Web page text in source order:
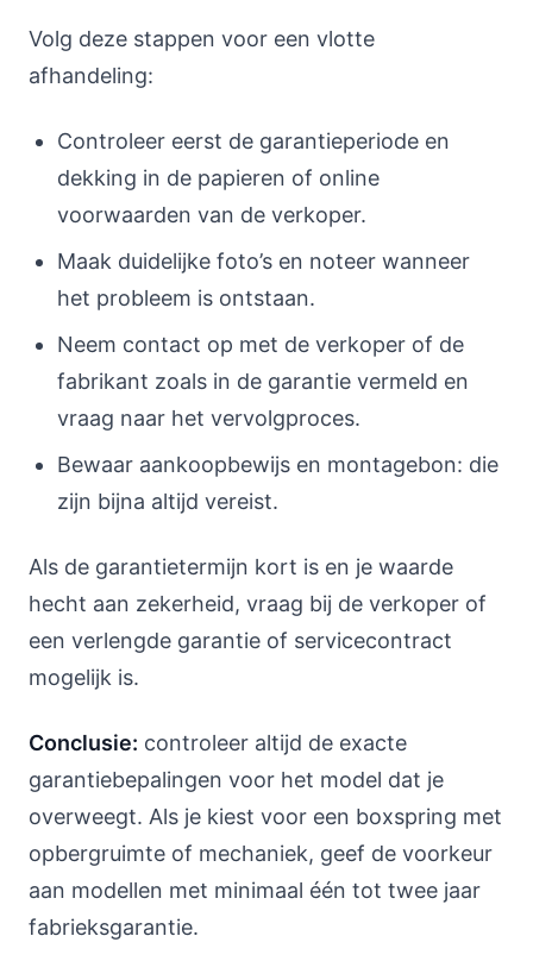
Volg deze stappen voor een vlotte
afhandeling:
Controleer eerst de garantieperiode en
dekking in de papieren of online
voorwaarden van de verkoper.
Maak duidelijke foto’s en noteer wanneer
het probleem is ontstaan.
Neem contact op met de verkoper of de
fabrikant zoals in de garantie vermeld en
vraag naar het vervolgproces.
Bewaar aankoopbewijs en montagebon: die
zijn bijna altijd vereist.
Als de garantietermijn kort is en je waarde
hecht aan zekerheid, vraag bij de verkoper of
een verlengde garantie of servicecontract
mogelijk is.
Conclusie: controleer altijd de exacte
garantiebepalingen voor het model dat je
overweegt. Als je kiest voor een boxspring met
opbergruimte of mechaniek, geef de voorkeur
aan modellen met minimaal één tot twee jaar
fabrieksgarantie.